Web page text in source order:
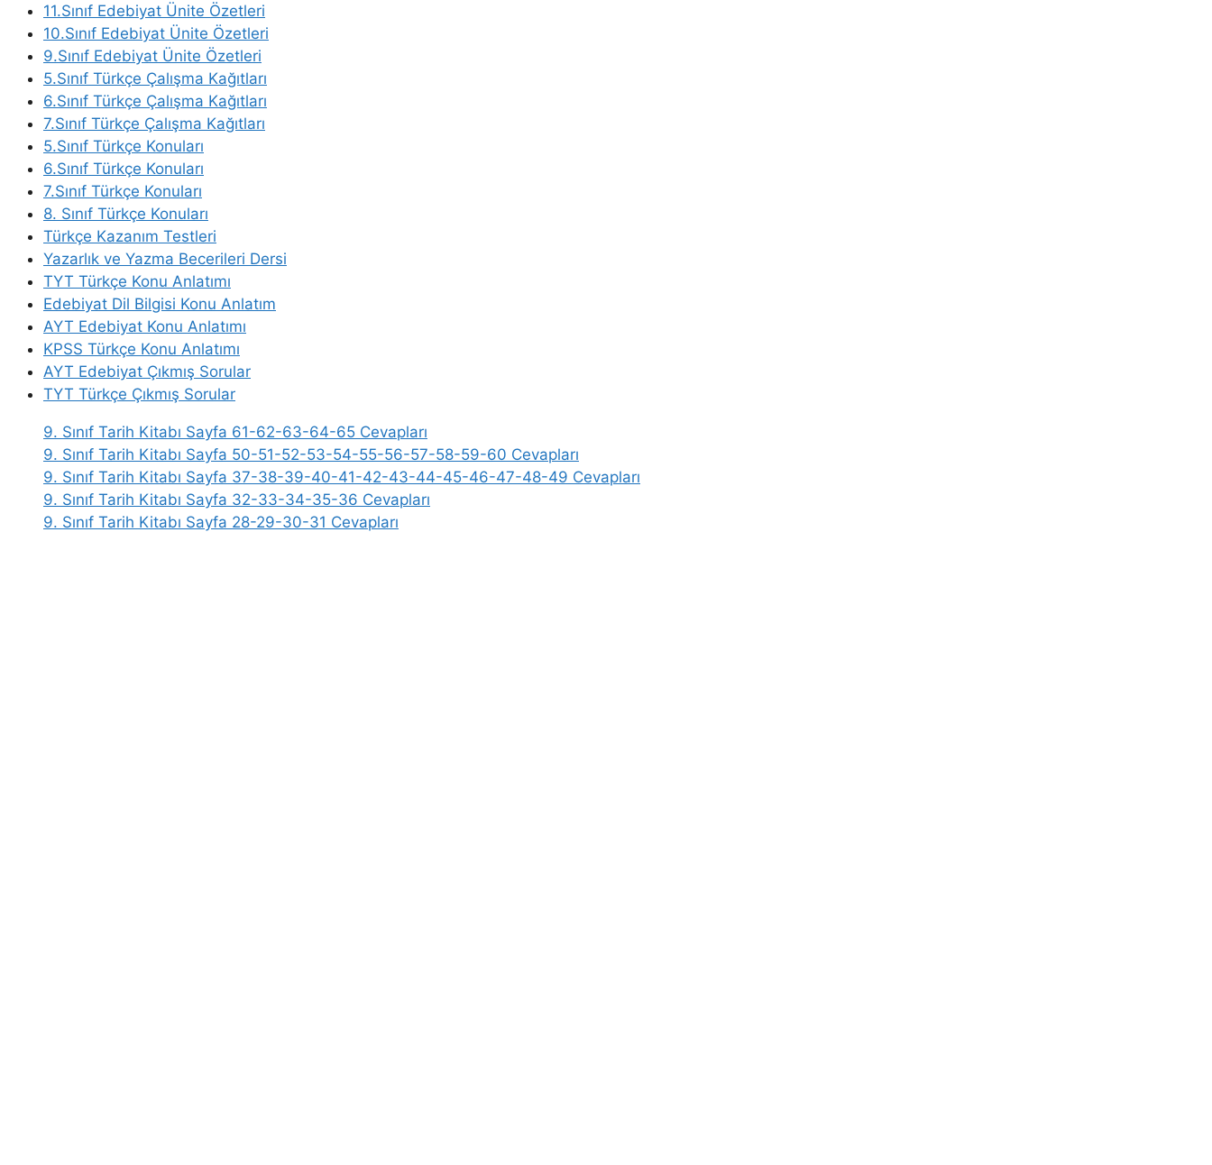
11.Sınıf Edebiyat Ünite Özetleri
10.Sınıf Edebiyat Ünite Özetleri
9.Sınıf Edebiyat Ünite Özetleri
5.Sınıf Türkçe Çalışma Kağıtları
6.Sınıf Türkçe Çalışma Kağıtları
7.Sınıf Türkçe Çalışma Kağıtları
5.Sınıf Türkçe Konuları
6.Sınıf Türkçe Konuları
7.Sınıf Türkçe Konuları
8. Sınıf Türkçe Konuları
Türkçe Kazanım Testleri
Yazarlık ve Yazma Becerileri Dersi
TYT Türkçe Konu Anlatımı
Edebiyat Dil Bilgisi Konu Anlatım
AYT Edebiyat Konu Anlatımı
KPSS Türkçe Konu Anlatımı
AYT Edebiyat Çıkmış Sorular
TYT Türkçe Çıkmış Sorular
9. Sınıf Tarih Kitabı Sayfa 61-62-63-64-65 Cevapları
9. Sınıf Tarih Kitabı Sayfa 50-51-52-53-54-55-56-57-58-59-60 Cevapları
9. Sınıf Tarih Kitabı Sayfa 37-38-39-40-41-42-43-44-45-46-47-48-49 Cevapları
9. Sınıf Tarih Kitabı Sayfa 32-33-34-35-36 Cevapları
9. Sınıf Tarih Kitabı Sayfa 28-29-30-31 Cevapları